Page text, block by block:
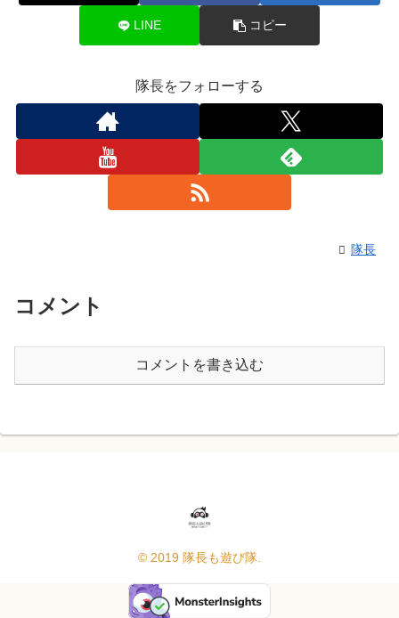
LINE コピー
隊長をフォローする
隊長
コメント
コメントを書き込む
© 2019 隊長も遊び隊.